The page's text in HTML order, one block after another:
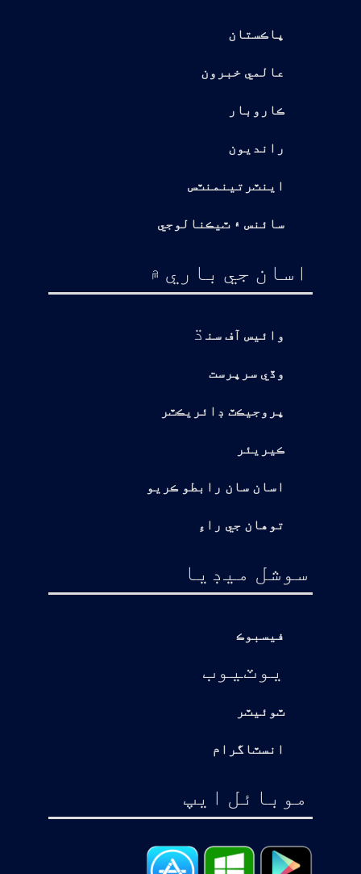
پاڪستان
عالمي خبرون
ڪاروبار
رانديون
اينٽرتينمنٽس
سائنس ۽ ٽيڪنالوجي
اسان جي باري ۾
وائيس آف سن ڌ
وڏي سرپرست
پروجيڪٽ ڊائريڪٽر
ڪيريئر
اسان سان رابطو ڪريو
توهان جي راءِ
سوشل ميڊيا
فيسبوڪ
يوٽيوب
ٽوئيٽر
انسٽاگرام
موبائل ايپ